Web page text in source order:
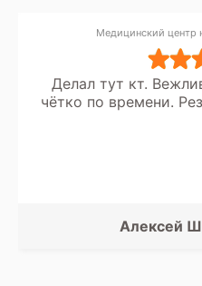
Медицинский центр
Делал тут кт.
чётко по времени.
Алексей